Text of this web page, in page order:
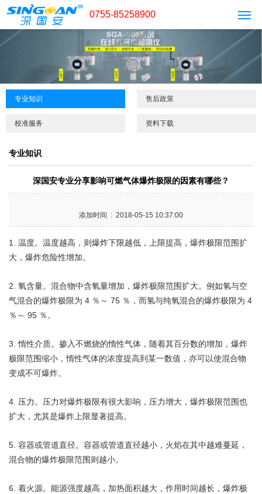
0755-85258900
专业知识 售后政策
校准服务 资料下载
专业知识
深国安专业分享影响可燃气体爆炸极限的因素有哪些？
添加时间 : 2018-05-15 10:37:00
1. 温度。温度越高，则爆炸下限越低，上限提高，爆炸极限范围扩
大，爆炸危险性增加。
2. 氧含量。混合物中含氧量增加，爆炸极限范围扩大。例如氢与空
气混合的爆炸极限为 4 ％～ 75 ％，而氢与纯氧混合的爆炸极限为 4
％～ 95 ％。
3. 惰性介质。掺入不燃烧的惰性气体，随着其百分数的增加，爆炸
极限范围缩小，惰性气体的浓度提高到某一数值，亦可以使混合物
变成不可爆炸。
4. 压力。压力对爆炸极限有很大影响，压力增大，爆炸极限范围也
扩大，尤其是爆炸上限显著提高。
5. 容器或管道直径。容器或管道直径越小，火焰在其中越难蔓延，
混合物的爆炸极限范围则越小。
6. 着火源。能源强度越高，加热面积越大，作用时间越长，爆炸极